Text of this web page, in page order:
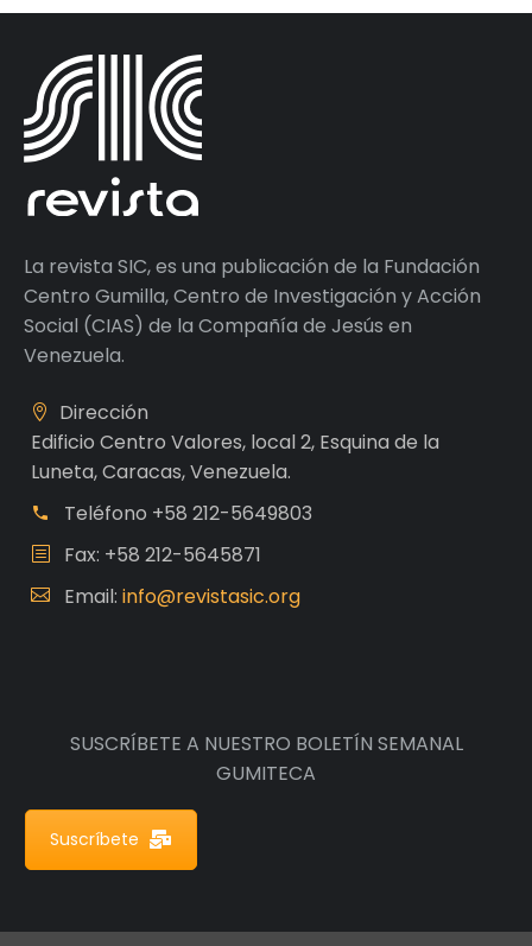
La revista SIC, es una publicación de la Fundación
Centro Gumilla, Centro de Investigación y Acción
Social (CIAS) de la Compañía de Jesús en
Venezuela.
Dirección
Edificio Centro Valores, local 2, Esquina de la
Luneta, Caracas, Venezuela.
Teléfono +58 212-5649803
Fax: +58 212-5645871
Email: info@revistasic.org
SUSCRÍBETE A NUESTRO BOLETÍN SEMANAL
GUMITECA
Suscríbete